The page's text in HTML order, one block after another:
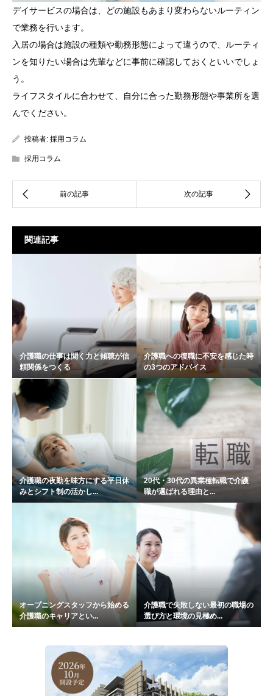
デイサービスの場合は、どの施設もあまり変わらないルーティン
で業務を行います。
入居の場合は施設の種類や勤務形態によって違うので、ルーティ
ンを知りたい場合は先輩などに事前に確認しておくといいでしょ
う。
ライフスタイルに合わせて、自分に合った勤務形態や事業所を選
んでください。
投稿者: 採用コラム
採用コラム
関連記事
介護職の仕事は聞く力と傾聴が信
頼関係をつくる
介護職への復職に不安を感じた時
の3つのアドバイス
介護職の夜勤を味方にする平日休
みとシフト制の活かし...
20代・30代の異業種転職で介護
職が選ばれる理由と...
オープニングスタッフから始める
介護職のキャリアとい...
介護職で失敗しない最初の職場の
選び方と環境の見極め...